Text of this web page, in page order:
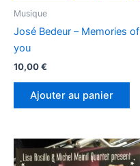
Musique
José Bedeur – Memories of
you
10,00€
Ajouter au panier